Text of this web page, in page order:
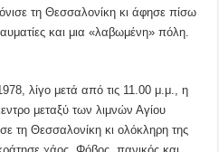
τη Θεσσαλονίκη κι άφησε πίσω
και μια «λαβωμένη» πόλη.
λίγο μετά από τις 11.00 μ.μ., η
μεταξύ των λιμνών Αγίου
τη Θεσσαλονίκη κι ολόκληρη της